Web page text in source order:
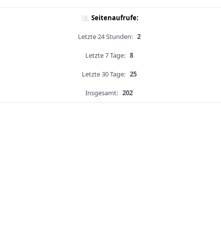
Seitenaufrufe:
Letzte 24 Stunden: 2
Letzte 7 Tage: 8
Letzte 30 Tage: 25
Insgesamt: 202